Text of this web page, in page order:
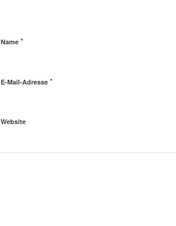
Name *
E-Mail-Adresse *
Website